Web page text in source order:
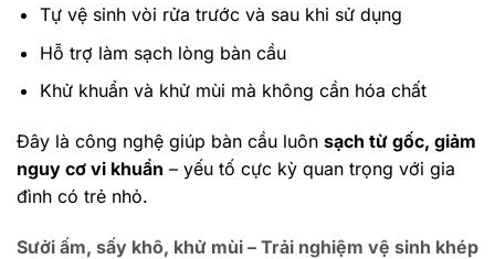
Tự vệ sinh vòi rửa trước và sau khi sử dụng
Hỗ trợ làm sạch lòng bàn cầu
Khử khuẩn và khử mùi mà không cần hóa chất
Đây là công nghệ giúp bàn cầu luôn sạch từ gốc, giảm
nguy cơ vi khuẩn – yếu tố cực kỳ quan trọng với gia
đình có trẻ nhỏ.
Sưởi ấm, sấy khô, khử mùi – Trải nghiệm vệ sinh khép